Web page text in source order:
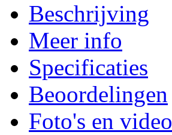
Beschrijving
Meer info
Specificaties
Beoordelingen
Foto's en video